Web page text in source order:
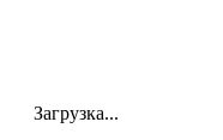
Загрузка...